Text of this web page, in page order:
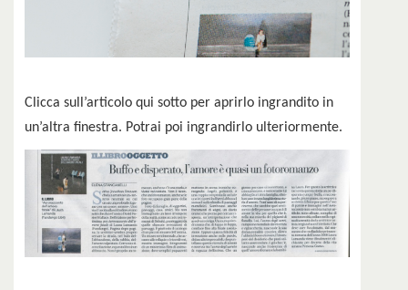
Clicca sull’articolo qui sotto per aprirlo ingrandito in
un’altra finestra. Potrai poi ingrandirlo ulteriormente.